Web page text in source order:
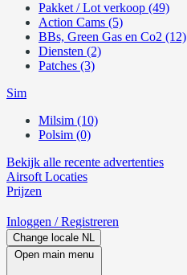
Pakket / Lot verkoop (49)
Action Cams (5)
BBs, Green Gas en Co2 (12)
Diensten (2)
Patches (3)
Sim
Milsim (10)
Polsim (0)
Bekijk alle recente advertenties
Airsoft Locaties
Prijzen
Inloggen / Registreren
Change locale NL
Open main menu